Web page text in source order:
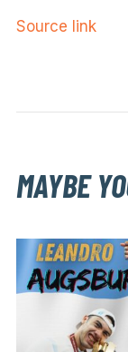
Source link
MAYBE